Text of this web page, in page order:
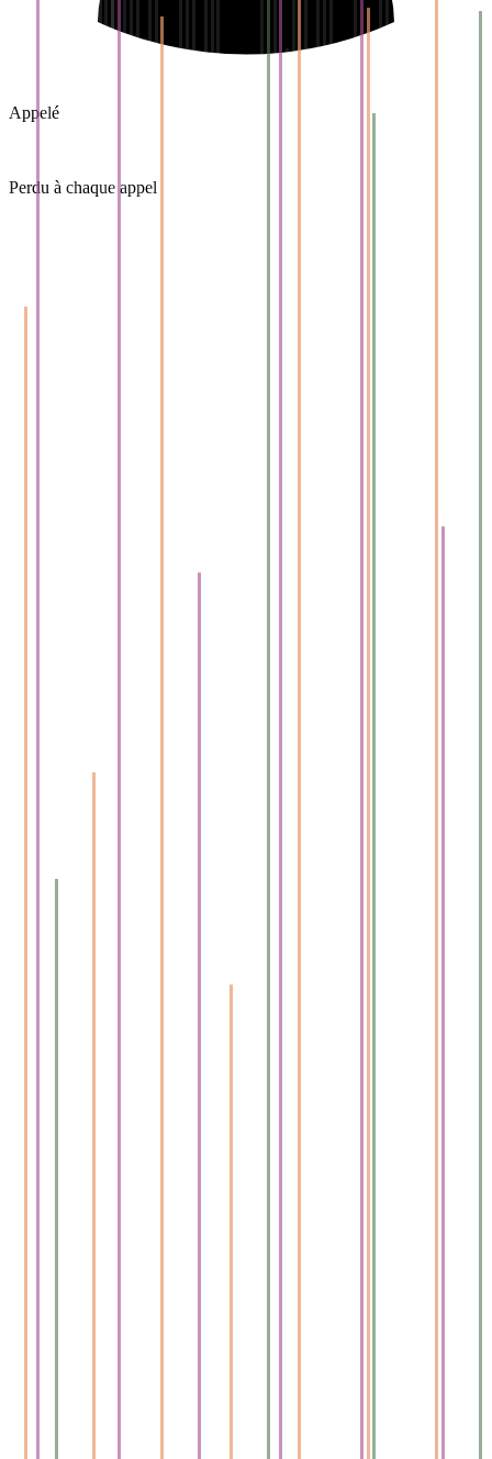
Appelé
Perdu à chaque appel